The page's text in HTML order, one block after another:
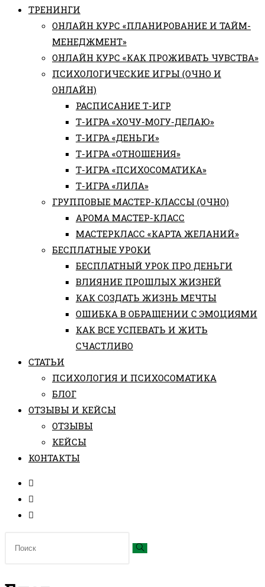
ТРЕНИНГИ
ОНЛАЙН КУРС «ПЛАНИРОВАНИЕ И ТАЙМ-
МЕНЕДЖМЕНТ»
ОНЛАЙН КУРС «КАК ПРОЖИВАТЬ ЧУВСТВА»
ПСИХОЛОГИЧЕСКИЕ ИГРЫ (ОЧНО И
ОНЛАЙН)
РАСПИСАНИЕ Т-ИГР
Т-ИГРА «ХОЧУ-МОГУ-ДЕЛАЮ»
Т-ИГРА «ДЕНЬГИ»
Т-ИГРА «ОТНОШЕНИЯ»
Т-ИГРА «ПСИХОСОМАТИКА»
Т-ИГРА «ЛИЛА»
ГРУППОВЫЕ МАСТЕР-КЛАССЫ (ОЧНО)
АРОМА МАСТЕР-КЛАСС
МАСТЕРКЛАСС «КАРТА ЖЕЛАНИЙ»
БЕСПЛАТНЫЕ УРОКИ
БЕСПЛАТНЫЙ УРОК ПРО ДЕНЬГИ
ВЛИЯНИЕ ПРОШЛЫХ ЖИЗНЕЙ
КАК СОЗДАТЬ ЖИЗНЬ МЕЧТЫ
ОШИБКА В ОБРАЩЕНИИ С ЭМОЦИЯМИ
КАК ВСЕ УСПЕВАТЬ И ЖИТЬ
СЧАСТЛИВО
СТАТЬИ
ПCИХОЛОГИЯ И ПСИХОСОМАТИКА
БЛОГ
ОТЗЫВЫ И КЕЙСЫ
ОТЗЫВЫ
КЕЙСЫ
КОНТАКТЫ